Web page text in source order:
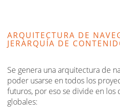
ARQUITECTURA DE
JERARQUÍA DE
Se genera una arquitectura de
poder usarse en todos los
futuros, por eso se divide en los
globales: